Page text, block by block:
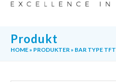
Produkt
HOME» PRODUKTER» BAR TYPE TFT